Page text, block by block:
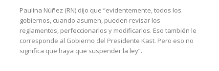
Paulina Núñez (RN) dijo que “evidentemente, todos los
gobiernos, cuando asumen, pueden revisar los
reglamentos, perfeccionarlos y modificarlos. Eso también le
corresponde al Gobierno del Presidente Kast. Pero eso no
significa que haya que suspender la ley”.